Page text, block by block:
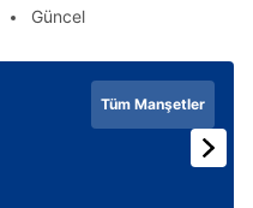
Güncel
Tüm Manşetler